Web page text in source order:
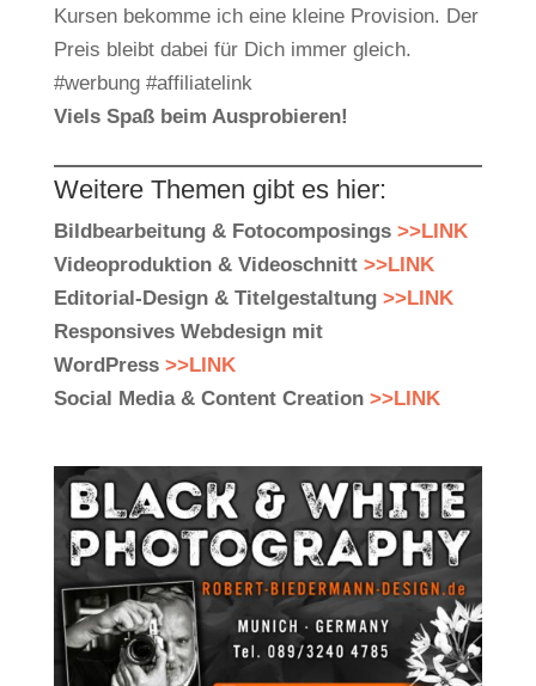
Kursen bekomme ich eine kleine Provision. Der
Preis bleibt dabei für Dich immer gleich.
#werbung #affiliatelink
Viels Spaß beim Ausprobieren!
Weitere Themen gibt es hier:
Bildbearbeitung & Fotocomposings >>LINK
Videoproduktion & Videoschnitt >>LINK
Editorial-Design & Titelgestaltung >>LINK
Responsives Webdesign mit
WordPress >>LINK
Social Media & Content Creation >>LINK